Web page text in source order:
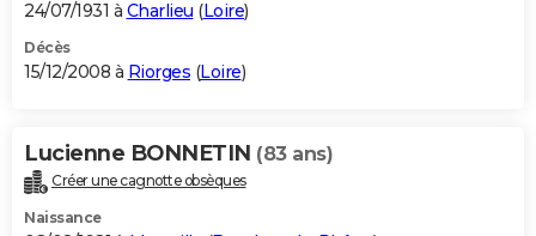
24/07/1931 à Charlieu (Loire)
Décès
15/12/2008 à Riorges (Loire)
Lucienne BONNETIN (83 ans)
Créer une cagnotte obsèques
Naissance